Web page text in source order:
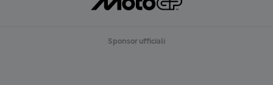
Sponsor ufficiali